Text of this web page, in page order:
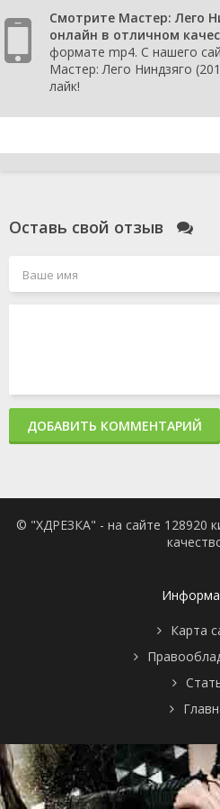
Смотрите Мастер: Лего
онлайн в отличном
формате mp4. С нашего
Мастер: Лего Ниндзяго
лайк!
Оставь свой отзыв
ДОБАВИТЬ КОММЕНТАРИЙ
© "ХДРЕЗКА" - на сайте 128920
Карта